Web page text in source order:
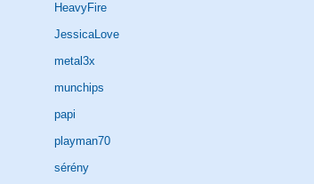
HeavyFire
JessicaLove
metal3x
munchips
papi
playman70
sérény